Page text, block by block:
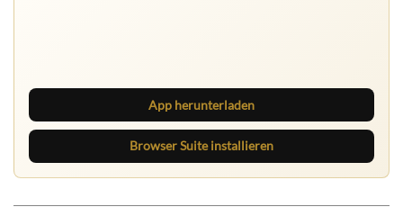
App herunterladen
Browser Suite installieren